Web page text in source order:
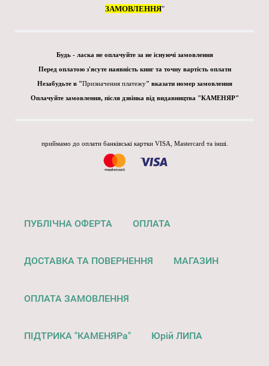
ЗАМОВЛЕННЯ"
Будь - ласка не оплачуйте за не існуючі замовлення
Перед оплатою з'ясуте наявність книг та точну вартість оплати
Незабудьте в "Призначення платежу" вказати номер замовлення
Оплачуйте замовлення, після дзвінка від видавництва "КАМЕНЯР"
приймамо до оплати банківські картки VISA, Mastercard та інші.
ПУБЛІЧНА ОФЕРТА ОПЛАТА
ДОСТАВКА ТА ПОВЕРНЕННЯ МАГАЗИН
ОПЛАТА ЗАМОВЛЕННЯ
ПІДТРИКА "КАМЕНЯРа" Юрій ЛИПА